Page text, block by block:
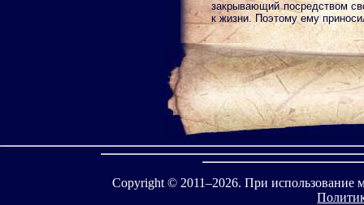
закрывающий посредством
к жизни. Поэтому ему
Copyright © 2011–2026. При использование